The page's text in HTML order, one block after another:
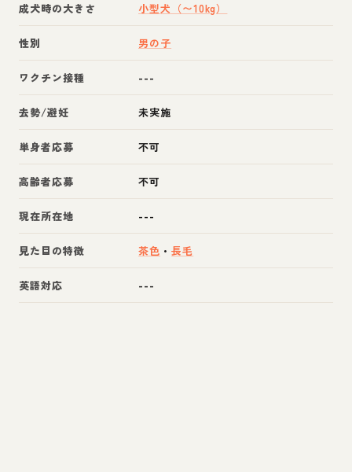
成犬時の大きさ 小型犬（〜10kg）
性別 男の子
ワクチン接種 ---
去勢/避妊 未実施
単身者応募 不可
高齢者応募 不可
現在所在地 ---
見た目の特徴 茶色 ・長毛
英語対応 ---